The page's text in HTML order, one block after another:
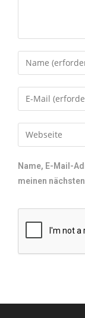
Name, E-Mail-
meinen